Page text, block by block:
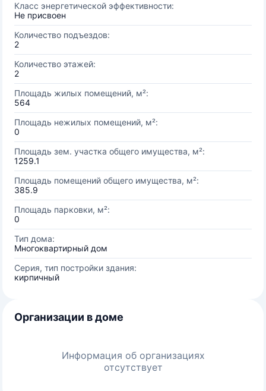
Класс энергетической эффективности:
Не присвоен
Количество подъездов:
2
Количество этажей:
2
Площадь жилых помещений, м²:
564
Площадь нежилых помещений, м²:
0
Площадь зем. участка общего имущества, м²:
1259.1
Площадь помещений общего имущества, м²:
385.9
Площадь парковки, м²:
0
Тип дома:
Многоквартирный дом
Серия, тип постройки здания:
кирпичный
Организации в доме
Информация об организациях
отсутствует